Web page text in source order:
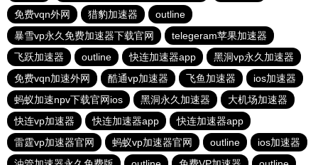
免费vqn外网
猎豹加速器
outline
暴雪vp永久免费加速器下载官网
telegeram苹果加速器
飞跃加速器
outline 快连加速器app
黑洞vp永久加速器
免费vqn加速外网
酷通vp加速器 飞鱼加速器
ios加速器
蚂蚁加速npv下载官网ios
黑洞永久加速器
大机场加速器
快连vp加速器
快连加速器app
快连加速器app
雷霆vp加速器官网
蚂蚁vp加速器官网 outline
ios加速器